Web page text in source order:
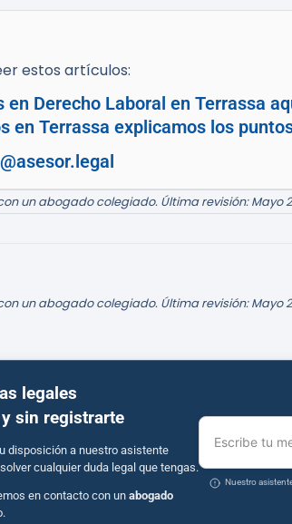
estos artículos:
Derecho Laboral en Terrassa
en Terrassa explicamos los
un abogado colegiado. Última revisión: Mayo
un abogado colegiado. Última revisión: Mayo
legales
sin registrarte
disposición a nuestro asistente
cualquier duda legal que tengas.
en contacto con unabogado
Escribe tu
Nuestro